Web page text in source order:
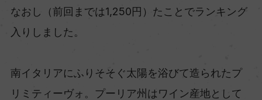
なおし（前回までは1,250円）たことでランキング
入りしました。
南イタリアにふりそそぐ太陽を浴びて造られたプ
リミティーヴォ。プーリア州はワイン産地として